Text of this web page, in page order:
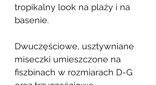
tropikalny look na plaży i na
basenie.
Dwuczęściowe, usztywniane
miseczki umieszczone na
fiszbinach w rozmiarach D-G